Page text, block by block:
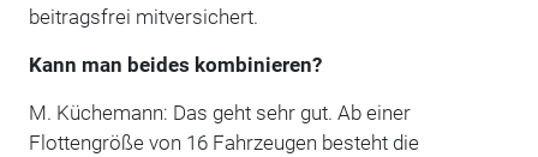
beitragsfrei mitversichert.
Kann man beides kombinieren?
M. Küchemann: Das geht sehr gut. Ab einer
Flottengröße von 16 Fahrzeugen besteht die